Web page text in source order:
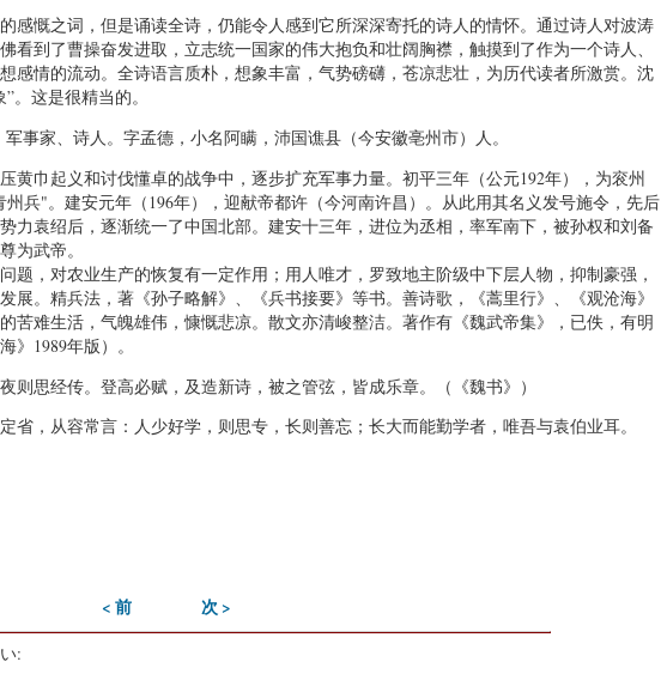
感慨之词，但是诵读全诗，仍能令人感到它所深深寄托的诗人的情怀。通过诗人对波涛
看到了曹操奋发进取，立志统一国家的伟大抱负和壮阔胸襟，触摸到了作为一个诗人、
感情的流动。全诗语言质朴，想象丰富，气势磅礴，苍凉悲壮，为历代读者所激赏。沈
。这是很精当的。
事家、诗人。字孟德，小名阿瞒，沛国谯县（今安徽亳州市）人。
黄巾起义和讨伐懂卓的战争中，逐步扩充军事力量。初平三年（公元192年），为衮州
兵"。建安元年（196年），迎献帝都许（今河南许昌）。从此用其名义发号施令，先后
力袁绍后，逐渐统一了中国北部。建安十三年，进位为丞相，率军南下，被孙权和刘备
为武帝。
题，对农业生产的恢复有一定作用；用人唯才，罗致地主阶级中下层人物，抑制豪强，
展。精兵法，著《孙子略解》、《兵书接要》等书。善诗歌，《蒿里行》、《观沧海》
苦难生活，气魄雄伟，慷慨悲凉。散文亦清峻整洁。著作有《魏武帝集》，已佚，有明
》1989年版）。
则思经传。登高必赋，及造新诗，被之管弦，皆成乐章。（《魏书》）
省，从容常言：人少好学，则思专，长则善忘；长大而能勤学者，唯吾与袁伯业耳。
< 前 次 >
: